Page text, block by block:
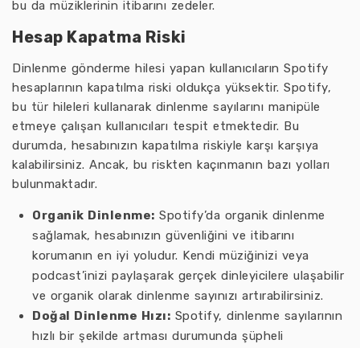
bu da müziklerinin itibarını zedeler.
Hesap Kapatma Riski
Dinlenme gönderme hilesi yapan kullanıcıların Spotify
hesaplarının kapatılma riski oldukça yüksektir. Spotify,
bu tür hileleri kullanarak dinlenme sayılarını manipüle
etmeye çalışan kullanıcıları tespit etmektedir. Bu
durumda, hesabınızın kapatılma riskiyle karşı karşıya
kalabilirsiniz. Ancak, bu riskten kaçınmanın bazı yolları
bulunmaktadır.
Organik Dinlenme: Spotify’da organik dinlenme
sağlamak, hesabınızın güvenliğini ve itibarını
korumanın en iyi yoludur. Kendi müziğinizi veya
podcast’inizi paylaşarak gerçek dinleyicilere ulaşabilir
ve organik olarak dinlenme sayınızı artırabilirsiniz.
Doğal Dinlenme Hızı: Spotify, dinlenme sayılarının
hızlı bir şekilde artması durumunda şüpheli